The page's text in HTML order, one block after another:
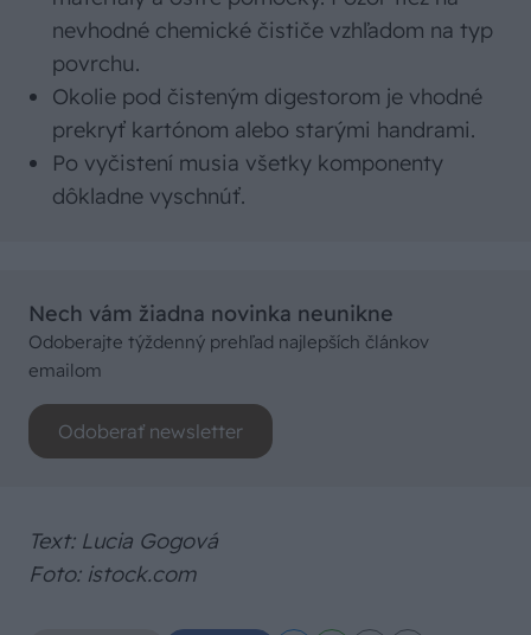
nevhodné chemické čističe vzhľadom na typ
povrchu.
Okolie pod čisteným digestorom je vhodné
prekryť kartónom alebo starými handrami.
Po vyčistení musia všetky komponenty
dôkladne vyschnúť.
Nech vám žiadna novinka neunikne
Odoberajte týždenný prehľad najlepších článkov
emailom
Odoberať newsletter
Text: Lucia Gogová
Foto: istock.com